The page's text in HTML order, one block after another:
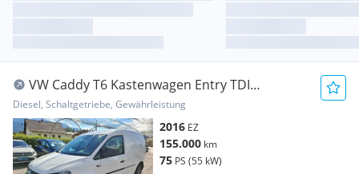
VW Caddy T6 Kastenwagen Entry TDI
Transporter / Kastenwagen
Diesel, Schaltgetriebe, Gewährleistung
2016 EZ
155.000 km
75 PS (55 kW)